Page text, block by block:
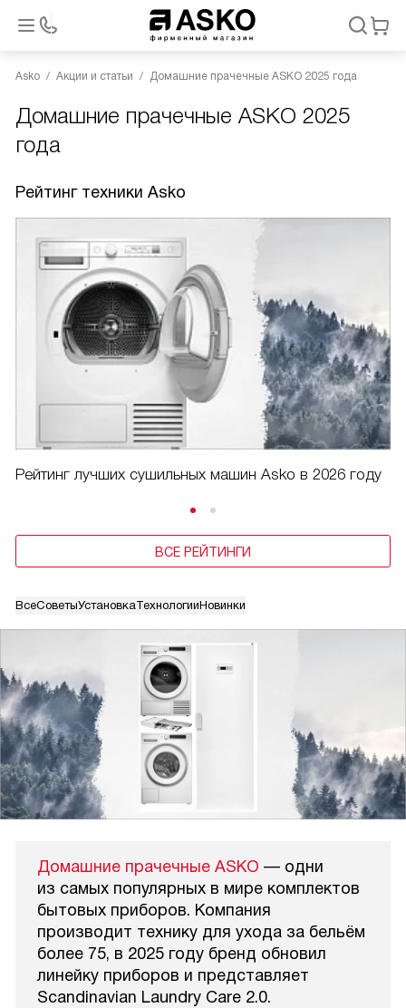
Asko Акции и статьи Домашние прачечные ASKO 2025 года
Домашние прачечные ASKO 2025
года
ВсеСоветыУстановкаТехнологииНовинки
Домашние прачечные ASKO — одни
из самых популярных в мире комплектов
бытовых приборов. Компания
производит технику для ухода за бельём
более 75, в 2025 году бренд обновил
линейку приборов и представляет
Scandinavian Laundry Care 2.0.
Рейтинг техники Asko
Рейтинг лучших сушильных машин Asko в 2026 году
ВСЕ РЕЙТИНГИ